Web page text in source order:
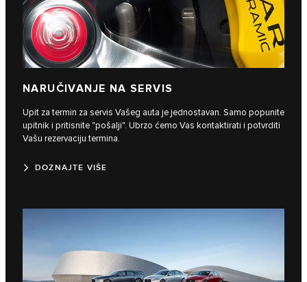
NARUČIVANJE NA SERVIS
Upit za termin za servis Vašeg auta je jednostavan. Samo popunite
upitnik i pritisnite "pošalji". Ubrzo ćemo Vas kontaktirati i potvrditi
Vašu rezervaciju termina.
DOZNAJTE VIŠE